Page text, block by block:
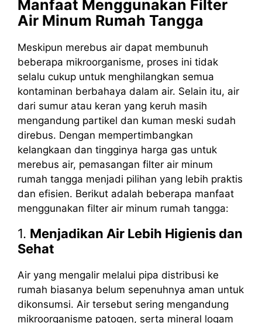
Manfaat Menggunakan Filter
Air Minum Rumah Tangga
Meskipun merebus air dapat membunuh
beberapa mikroorganisme, proses ini tidak
selalu cukup untuk menghilangkan semua
kontaminan berbahaya dalam air. Selain itu, air
dari sumur atau keran yang keruh masih
mengandung partikel dan kuman meski sudah
direbus. Dengan mempertimbangkan
kelangkaan dan tingginya harga gas untuk
merebus air, pemasangan filter air minum
rumah tangga menjadi pilihan yang lebih praktis
dan efisien. Berikut adalah beberapa manfaat
menggunakan filter air minum rumah tangga:
1. Menjadikan Air Lebih Higienis dan
Sehat
Air yang mengalir melalui pipa distribusi ke
rumah biasanya belum sepenuhnya aman untuk
dikonsumsi. Air tersebut sering mengandung
mikroorganisme patogen, serta mineral logam